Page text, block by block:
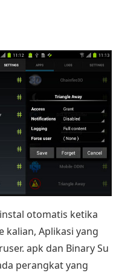
otomatis ketika
kalian, Aplikasi yang
apk dan Binary Su
perangkat yang